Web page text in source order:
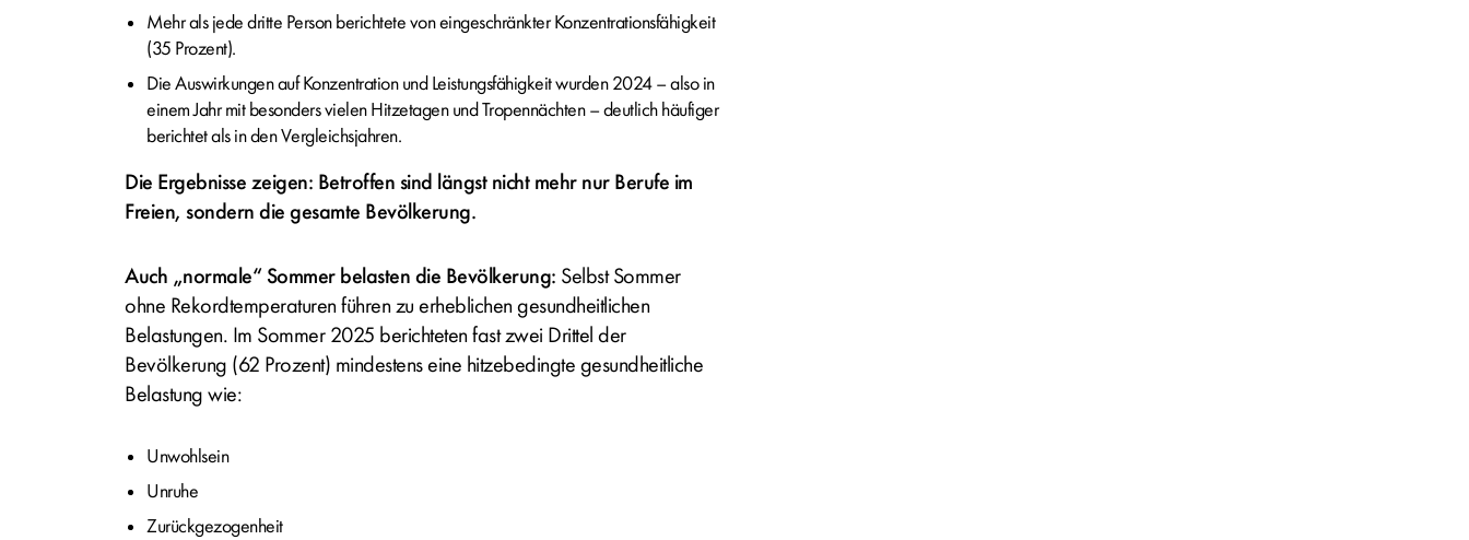
Mehr als jede dritte Person berichtete von eingeschränkter Konzentrationsfähigkeit
(35 Prozent).
Die Auswirkungen auf Konzentration und Leistungsfähigkeit wurden 2024 – also in
einem Jahr mit besonders vielen Hitzetagen und Tropennächten – deutlich häufiger
berichtet als in den Vergleichsjahren.
Die Ergebnisse zeigen: Betroffen sind längst nicht mehr nur Berufe im
Freien, sondern die gesamte Bevölkerung.
Auch „normale“ Sommer belasten die Bevölkerung: Selbst Sommer
ohne Rekordtemperaturen führen zu erheblichen gesundheitlichen
Belastungen. Im Sommer 2025 berichteten fast zwei Drittel der
Bevölkerung (62 Prozent) mindestens eine hitzebedingte gesundheitliche
Belastung wie:
Unwohlsein
Unruhe
Zurückgezogenheit